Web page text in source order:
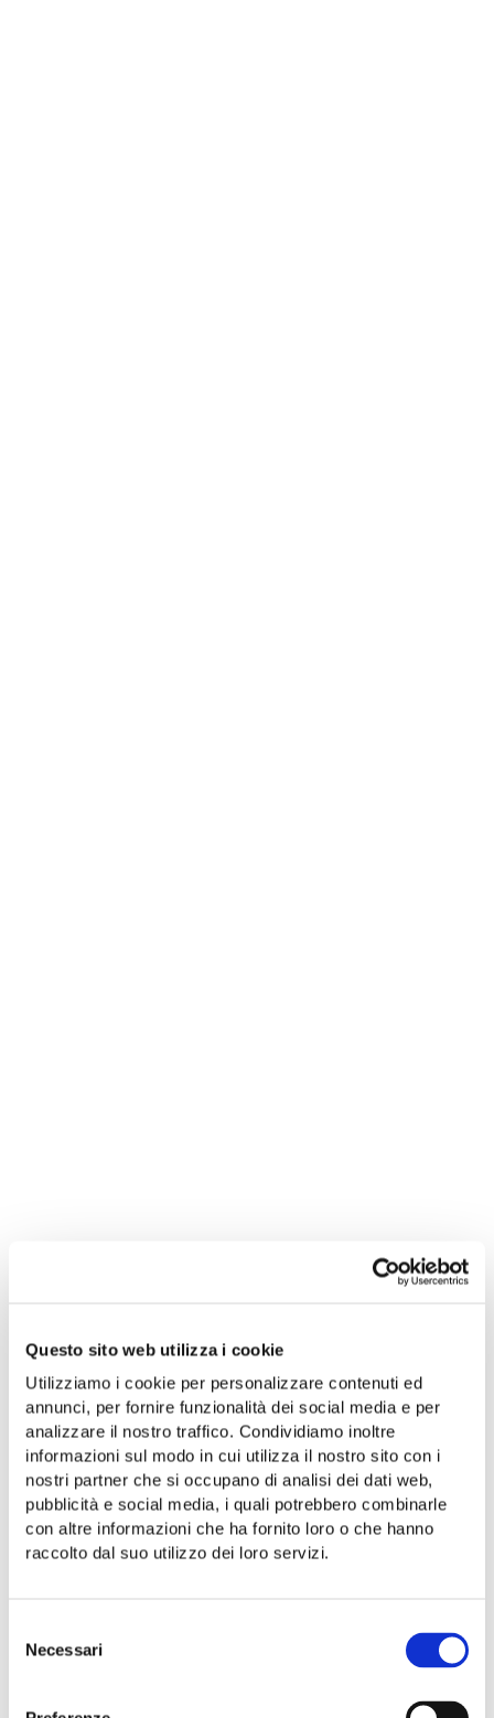
Questo sito web utilizza i cookie
Utilizziamo i cookie per personalizzare contenuti ed
annunci, per fornire funzionalità dei social media e per
analizzare il nostro traffico. Condividiamo inoltre
informazioni sul modo in cui utilizza il nostro sito con i
nostri partner che si occupano di analisi dei dati web,
pubblicità e social media, i quali potrebbero combinarle
con altre informazioni che ha fornito loro o che hanno
raccolto dal suo utilizzo dei loro servizi.
delNecessari